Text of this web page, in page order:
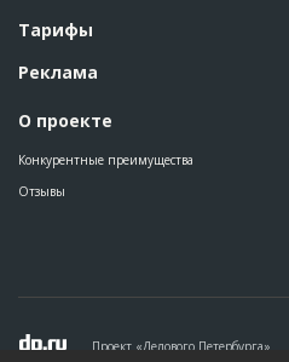
Тарифы
Реклама
О проекте
Конкурентные преимущества
Отзывы
Проект «Делового Петербурга»